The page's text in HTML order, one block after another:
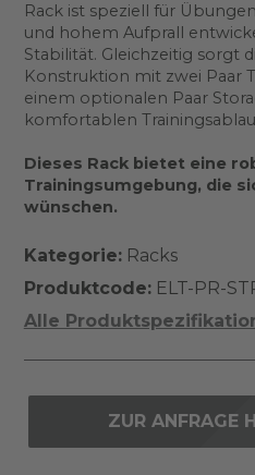
Rack ist speziell für
und hohem Aufprall
Stabilität. Gleichzeitig sorgt
Konstruktion mit zwei Paar
einem optionalen Paar
komfortablen
Dieses Rack bietet eine
Trainingsumgebung, die
wünschen.
Kategorie:Racks
Produktcode:ELT-PR-
Alle
ZUR ANFRAGE